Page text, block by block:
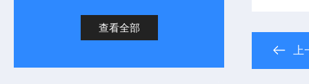
查看全部